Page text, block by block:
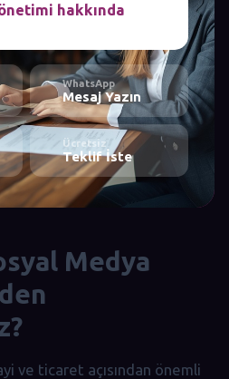
hakkında
WhatsApp
Mesaj Yazın
Ücretsiz
Teklif İste
Medya
ve ticaret açısından önemli